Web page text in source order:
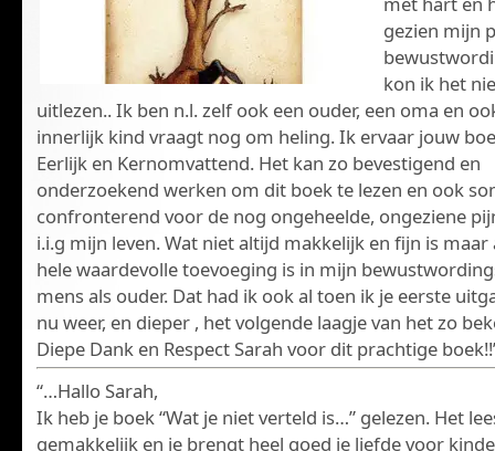
gezien mijn
kon ik het
uitlezen.. Ik ben n.l. zelf ook een ouder, een oma en
innerlijk kind vraagt nog om heling. Ik ervaar jouw
Eerlijk en Kernomvattend. Het kan zo bevestigend en
onderzoekend werken om dit boek te lezen en ook
confronterend voor de nog ongeheelde, ongeziene
i.i.g mijn leven. Wat niet altijd makkelijk en fijn is
hele waardevolle toevoeging is in mijn
mens als ouder. Dat had ik ook al toen ik je eerste
nu weer, en dieper , het volgende laagje van het zo
Diepe Dank en Respect Sarah voor dit prachtige
“…Hallo Sarah,
Ik heb je boek “Wat je niet verteld is…” gelezen. Het
gemakkelijk en je brengt heel goed je liefde voor